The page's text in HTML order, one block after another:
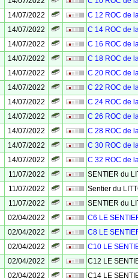
14/07/2022
C 12 ROC de
14/07/2022
C 14 ROC de
14/07/2022
C 16 ROC de
14/07/2022
C 18 ROC de
14/07/2022
C 20 ROC de
14/07/2022
C 22 ROC de
14/07/2022
C 24 ROC de
14/07/2022
C 26 ROC de
14/07/2022
C 28 ROC de
14/07/2022
C 30 ROC de
14/07/2022
C 32 ROC de
11/07/2022
SENTIER du
11/07/2022
Sentier du
11/07/2022
SENTIER du
02/04/2022
C6 LE
02/04/2022
C8 LE
02/04/2022
C10 LE
02/04/2022
C12 LE
02/04/2022
C14 LE